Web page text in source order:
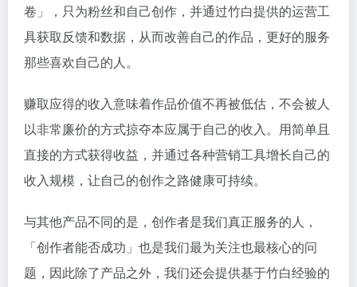
卷」，只为粉丝和自己创作，并通过竹白提供的运营工
具获取反馈和数据，从而改善自己的作品，更好的服务
那些喜欢自己的人。
赚取应得的收入意味着作品价值不再被低估，不会被人
以非常廉价的方式掠夺本应属于自己的收入。用简单且
直接的方式获得收益，并通过各种营销工具增长自己的
收入规模，让自己的创作之路健康可持续。
与其他产品不同的是，创作者是我们真正服务的人，
「创作者能否成功」也是我们最为关注也最核心的问
题，因此除了产品之外，我们还会提供基于竹白经验的